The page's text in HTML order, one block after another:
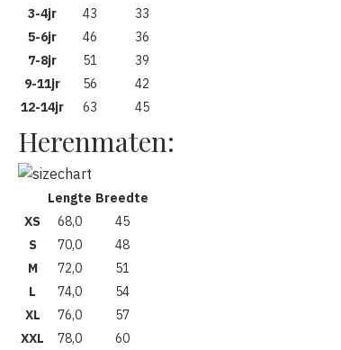
3-4jr
43
33
5-6jr
46
36
7-8jr
51
39
9-11jr
56
42
12-14jr
63 45
Herenmaten:
Lengte Breedte
XS
68,0
45
S
70,0
48
M
72,0
51
L
74,0
54
XL
76,0
57
XXL
78,0
60